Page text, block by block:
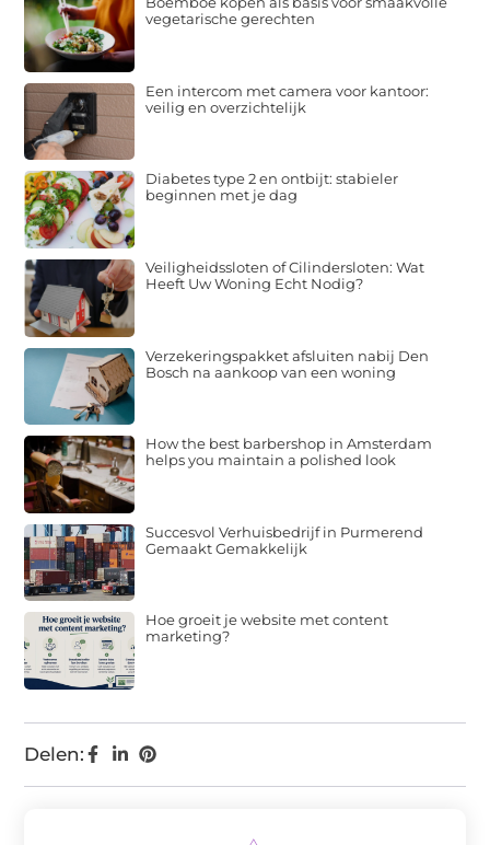
Delen:
vegetarische gerechten
Een intercom met camera voor kantoor:
veilig en overzichtelijk
Diabetes type 2 en ontbijt: stabieler
beginnen met je dag
Veiligheidssloten of Cilindersloten: Wat
Heeft Uw Woning Echt Nodig?
Verzekeringspakket afsluiten nabij Den
Bosch na aankoop van een woning
How the best barbershop in Amsterdam
helps you maintain a polished look
Succesvol Verhuisbedrijf in Purmerend
Gemaakt Gemakkelijk
Hoe groeit je website met content
marketing?